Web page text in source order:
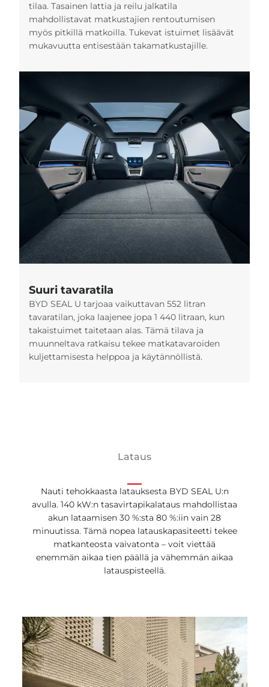
tilaa. Tasainen lattia ja reilu jalkatila
mahdollistavat matkustajien rentoutumisen
myös pitkillä matkoilla. Tukevat istuimet lisäävät
mukavuutta entisestään takamatkustajille.
Suuri tavaratila
BYD SEAL U tarjoaa vaikuttavan 552 litran
tavaratilan, joka laajenee jopa 1 440 litraan, kun
takaistuimet taitetaan alas. Tämä tilava ja
muunneltava ratkaisu tekee matkatavaroiden
kuljettamisesta helppoa ja käytännöllistä.
Lataus
Nauti tehokkaasta latauksesta BYD SEAL U:n
avulla. 140 kW:n tasavirtapikalataus mahdollistaa
akun lataamisen 30 %:sta 80 %:iin vain 28
minuutissa. Tämä nopea latauskapasiteetti tekee
matkanteosta vaivatonta – voit viettää
enemmän aikaa tien päällä ja vähemmän aikaa
latauspisteellä.